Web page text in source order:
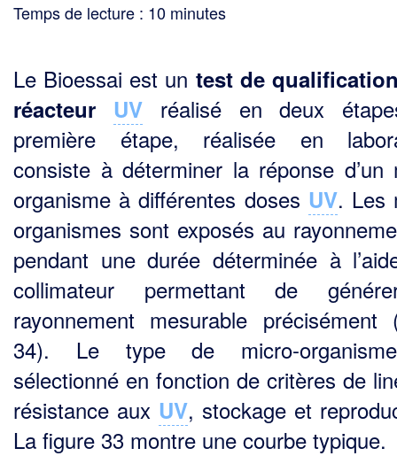
Temps de lecture : 10 minutes
Le Bioessai est un test de
réacteur UVréalisé en deux
première étape, réa­lisée en
consiste à déterminer la réponse d’un
organisme à différentes doses UV. Les
organismes sont exposés au
pendant une durée déterminée à
collima­teur permettant de
rayonnement mesurable précisément
34). Le type de micro-
sélectionné en fonction de critères de
résistance aux UV, stockage et
La figure 33 montre une courbe typique.